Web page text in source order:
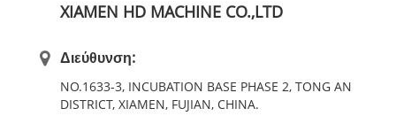
XIAMEN HD MACHINE CO.,LTD
Διεύθυνση:
NO.1633-3, INCUBATION BASE PHASE 2, TONG AN
DISTRICT, XIAMEN, FUJIAN, CHINA.